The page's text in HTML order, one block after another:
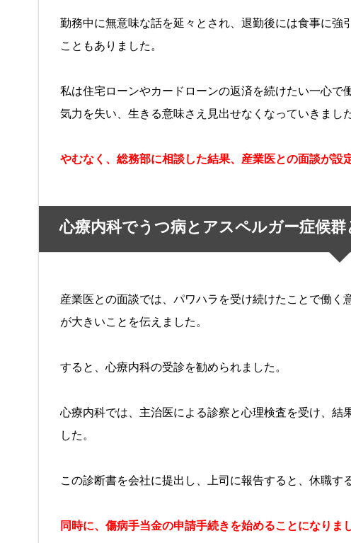
勤務中に無意味な話を延々とされ、退勤後には食事に強
こともありました。
私は住宅ローンやカードローンの返済を続けたい一心で
気力を失い、生きる意味さえ見出せなくなっていきました
やむなく、総務部に相談した結果、産業医との面談が設
心療内科でうつ病とアスペルガー症候
産業医との面談では、パワハラを受け続けたことで働
が大きいことを伝えました。
すると、心療内科の受診を勧められました。
心療内科では、主治医による診察と心理検査を受け、結
した。
この診断書を会社に提出し、上司に報告すると、休職す
同時に、傷病手当金の申請手続きを始めることになりま